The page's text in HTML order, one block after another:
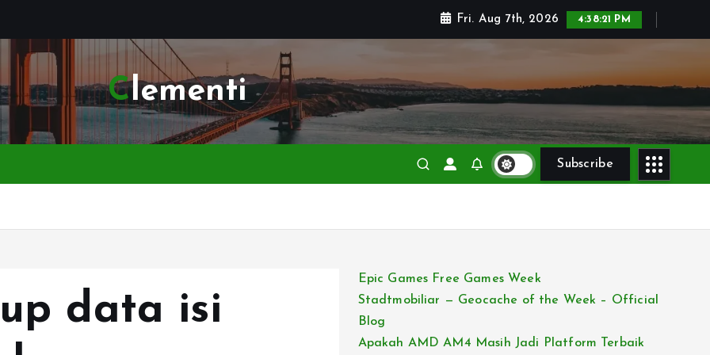
Fri. Aug 7th, 2026 4:38:22 PM
Clementi
Subscribe
data isi
Epic Games Free Games Week
Stadtmobiliar — Geocache of the Week – Official
Blog
Apakah AMD AM4 Masih Jadi Platform Terbaik